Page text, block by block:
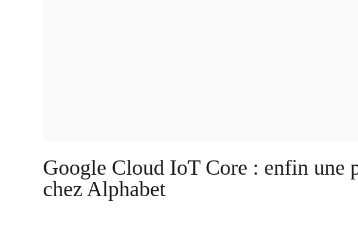
Google Cloud IoT Core : enfin une
chez Alphabet